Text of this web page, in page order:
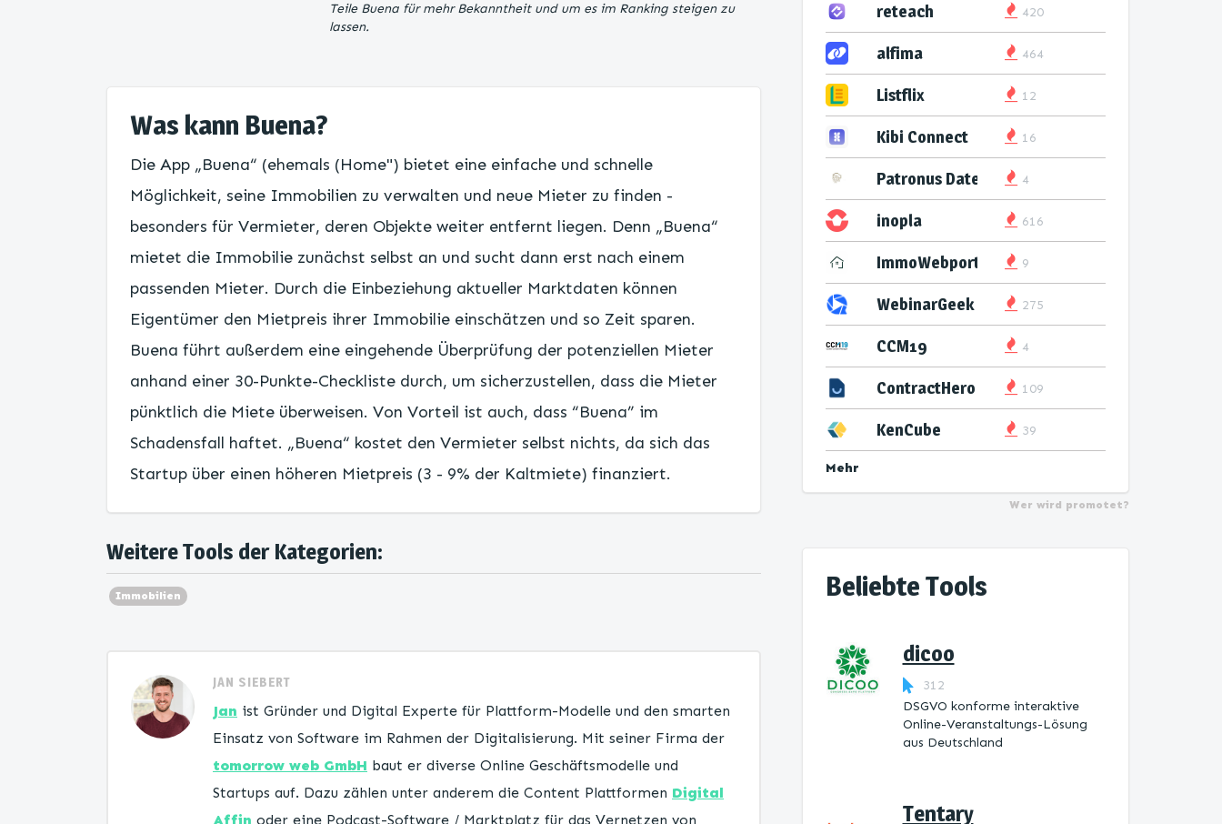
Teile Buena für mehr Bekanntheit und um es im Ranking steigen zu
lassen.
Was kann Buena?
Die App „Buena“ (ehemals (Home") bietet eine einfache und schnelle
Möglichkeit, seine Immobilien zu verwalten und neue Mieter zu finden -
besonders für Vermieter, deren Objekte weiter entfernt liegen. Denn „Buena“
mietet die Immobilie zunächst selbst an und sucht dann erst nach einem
passenden Mieter. Durch die Einbeziehung aktueller Marktdaten können
Eigentümer den Mietpreis ihrer Immobilie einschätzen und so Zeit sparen.
Buena führt außerdem eine eingehende Überprüfung der potenziellen Mieter
anhand einer 30-Punkte-Checkliste durch, um sicherzustellen, dass die Mieter
pünktlich die Miete überweisen. Von Vorteil ist auch, dass “Buena” im
Schadensfall haftet. „Buena“ kostet den Vermieter selbst nichts, da sich das
Startup über einen höheren Mietpreis (3 - 9% der Kaltmiete) finanziert.
Weitere Tools der Kategorien:
Immobilien
JAN SIEBERT
Jan ist Gründer und Digital Experte für Plattform-Modelle und den smarten
Einsatz von Software im Rahmen der Digitalisierung. Mit seiner Firma der
tomorrow web GmbH baut er diverse Online Geschäftsmodelle und
Startups auf. Dazu zählen unter anderem die Content Plattformen Digital
Affin oder eine Podcast-Software / Marktplatz für das Vernetzen von
reteach 420
alfima 464
Listflix 12
Kibi Connect 16
Patronus Datenservice
4
inopla 616
ImmoWebport 9
WebinarGeek 275
CCM19 4
ContractHero 109
KenCube 39
Mehr
Wer wird promotet?
Beliebte Tools
dicoo
312
DSGVO konforme interaktive
Online-Veranstaltungs-Lösung
aus Deutschland
Tentary